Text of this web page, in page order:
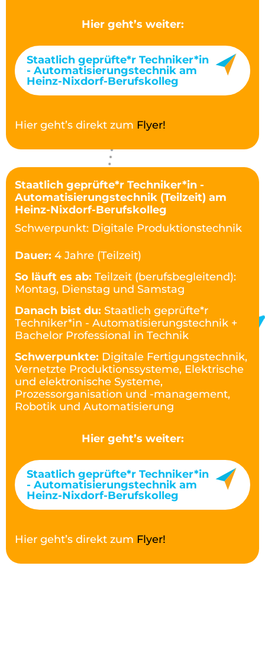
Hier geht’s weiter:
Staatlich geprüfte*r Techniker*in
- Automatisierungstechnik am
Heinz-Nixdorf-Berufskolleg
Hier geht’s direkt zum Flyer!
Staatlich geprüfte*r Techniker*in -
Automatisierungstechnik (Teilzeit) am
Heinz-Nixdorf-Berufskolleg
Schwerpunkt: Digitale Produktionstechnik
Dauer: 4 Jahre (Teilzeit)
So läuft es ab: Teilzeit (berufsbegleitend):
Montag, Dienstag und Samstag
Danach bist du: Staatlich geprüfte*r
Techniker*in - Automatisierungstechnik +
Bachelor Professional in Technik
Schwerpunkte: Digitale Fertigungstechnik,
Vernetzte Produktionssysteme, Elektrische
und elektronische Systeme,
Prozessorganisation und -management,
Robotik und Automatisierung
Hier geht’s weiter:
Staatlich geprüfte*r Techniker*in
- Automatisierungstechnik am
Heinz-Nixdorf-Berufskolleg
Hier geht’s direkt zum Flyer!